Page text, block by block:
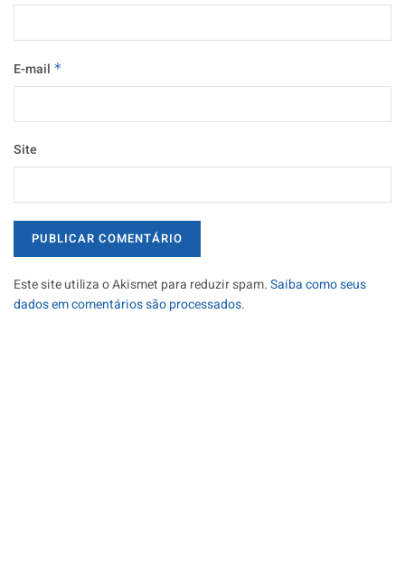
E-mail *
Site
Este site utiliza o Akismet para reduzir spam.Saiba como seus
dados em comentários são processados.